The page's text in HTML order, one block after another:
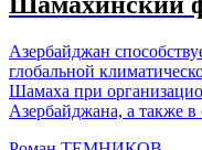
Азербайджан
глобальной
Шамаха при
Азербайджана, а также в